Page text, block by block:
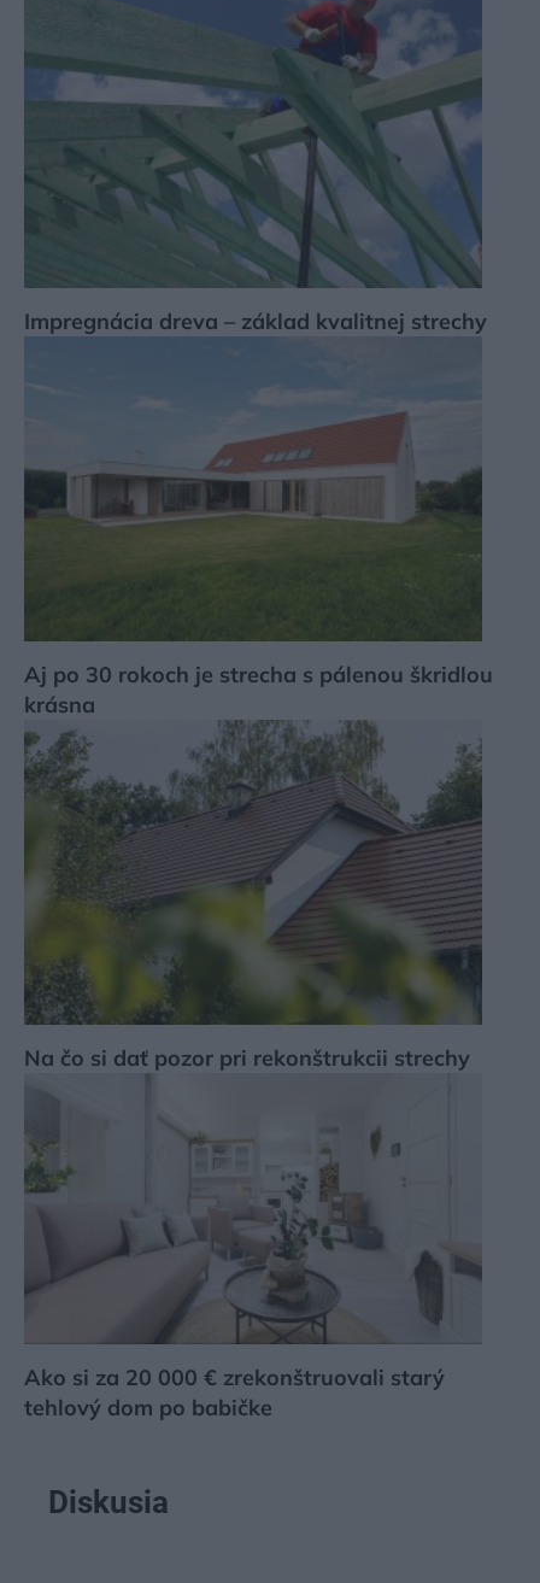
Impregnácia dreva – základ kvalitnej strechy
Aj po 30 rokoch je strecha s pálenou škridlou
krásna
Na čo si dať pozor pri rekonštrukcii strechy
Ako si za 20 000 € zrekonštruovali starý
tehlový dom po babičke
Diskusia